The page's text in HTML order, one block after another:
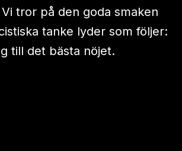
tror på den goda smaken
tanke lyder som följer:
till det bästa nöjet.